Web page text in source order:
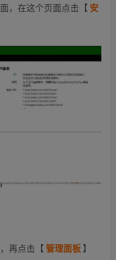
，在这个页面点击【 安
再点击【管理面板】